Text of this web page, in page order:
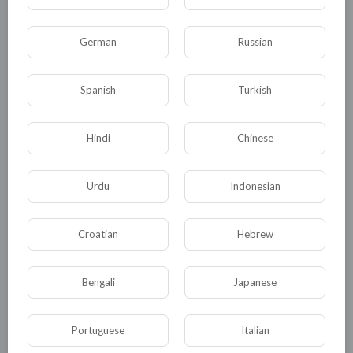
Комментариев нет
КАТЕГОРИИ
Происшествия
Новости и политика Культура
Флора и фауна ЖКХ История
Медицина Юмор Наука и образование
German Russian
Spanish Turkish
Hindi Chinese
Urdu Indonesian
Croatian Hebrew
Bengali Japanese
Portuguese Italian